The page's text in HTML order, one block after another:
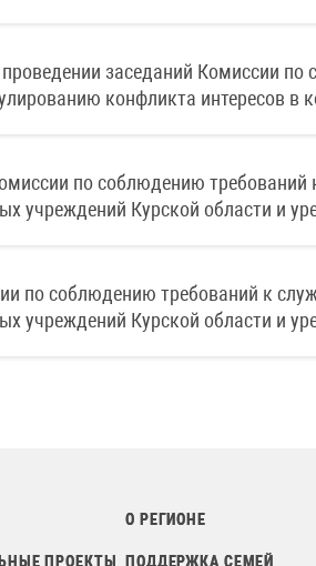
заседаний Комиссии
конфликта интересов в
по соблюдению требований
учреждений Курской области и
по соблюдению требований к
учреждений Курской области и
О РЕГИОНЕ
ПРОЕКТЫ ПОДДЕРЖКА СЕМЕЙ